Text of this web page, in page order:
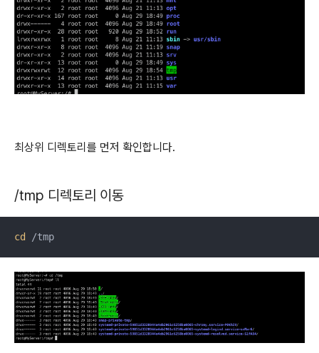
최상위 디렉토리를 먼저 확인합니다.
/tmp 디렉토리 이동
cd /tmp